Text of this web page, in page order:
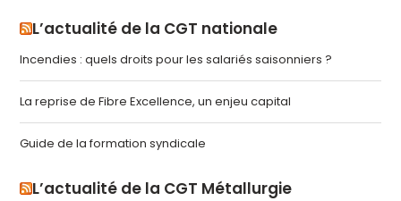
L’actualité de la CGT nationale
Incendies : quels droits pour les salariés saisonniers ?
La reprise de Fibre Excellence, un enjeu capital
Guide de la formation syndicale
L’actualité de la CGT Métallurgie